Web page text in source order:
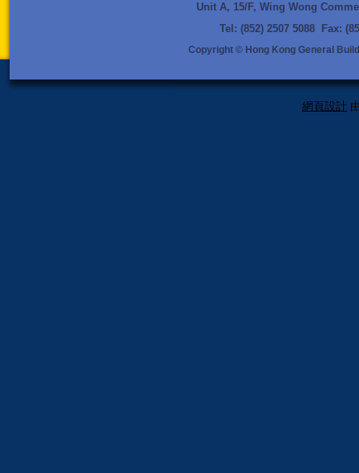
Unit A, 15/F, Wing Wong
Tel: (852) 2507 5088 Fax:
Copyright © Hong Kong General
網頁設計